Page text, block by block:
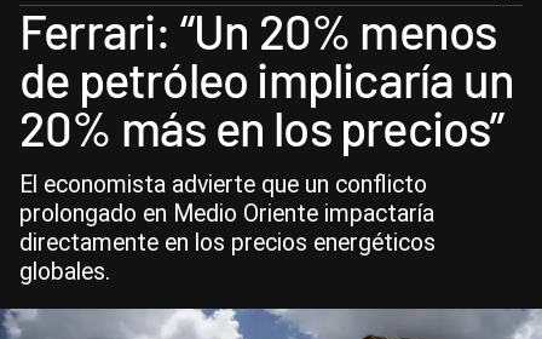
Ferrari: “Un 20% menos
de petróleo implicaría un
20% más en los precios”
El economista advierte que un conflicto
prolongado en Medio Oriente impactaría
directamente en los precios energéticos
globales.